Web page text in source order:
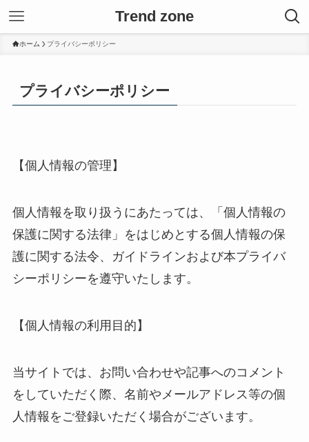
Trend zone
ホーム プライバシーポリシー
プライバシーポリシー
【個人情報の管理】
個人情報を取り扱うにあたっては、「個人情報の
保護に関する法律」をはじめとする個人情報の保
護に関する法令、ガイドラインおよび本プライバ
シーポリシーを遵守いたします。
【個人情報の利用目的】
当サイトでは、お問い合わせや記事へのコメント
をしていただく際、名前やメールアドレス等の個
人情報をご登録いただく場合がございます。